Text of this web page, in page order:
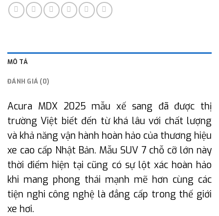
MÔ TẢ
ĐÁNH GIÁ (0)
Acura MDX 2025 mẫu xế sang đã được thị
trường Việt biết đến từ khá lâu với chất lượng
và khả năng vận hành hoàn hảo của thương hiệu
xe cao cấp Nhật Bản. Mẫu SUV 7 chỗ cỡ lớn này
thời điểm hiện tại cũng có sự lột xác hoàn hảo
khi mang phong thái mạnh mẽ hơn cùng các
tiện nghi công nghệ là đẳng cấp trong thế giới
xe hơi.